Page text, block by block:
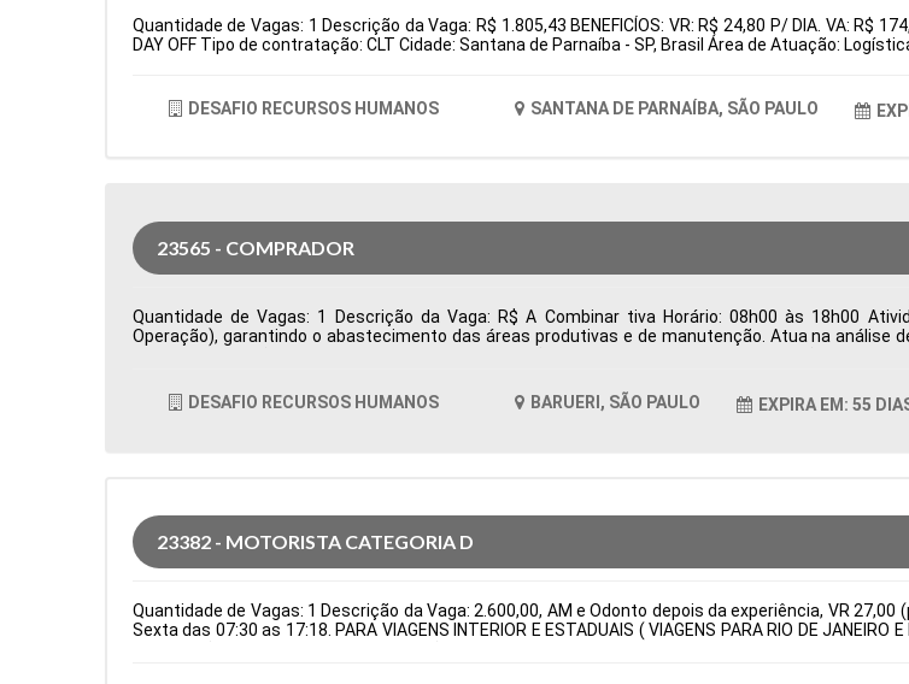
Quantidade de Vagas: 1 Descrição da Vaga: R$ 1.805,43 BENEFICÍOS: VR: R$ 24,80 P/ DIA. VA: R$
DAY OFF Tipo de contratação: CLT Cidade: Santana de Parnaíba - SP, Brasil Área de Atuação:
DESAFIO RECURSOS HUMANOS SANTANA DE PARNAÍBA, SÃO PAULO
23565 - COMPRADOR
Quantidade de Vagas: 1 Descrição da Vaga: R$ A Combinar tiva Horário: 08h00 às 18h00
Operação), garantindo o abastecimento das áreas produtivas e de manutenção. Atua na análise
oportunidades de otimização de custos e elabora indicadores de desempenho da área de
Cidade: Barueri, SP, Brasil Área de Atuação: Compras Período: Formação Acadêmica:
DESAFIO RECURSOS HUMANOS BARUERI, SÃO PAULO EXPIRA EM: 55
23382 - MOTORISTA CATEGORIA D
Quantidade de Vagas: 1 Descrição da Vaga: 2.600,00, AM e Odonto depois da experiência, VR
Sexta das 07:30 as 17:18. PARA VIAGENS INTERIOR E ESTADUAIS ( VIAGENS PARA RIO DE